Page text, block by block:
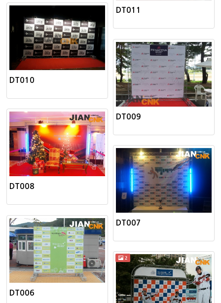
DT011
DT010
DT009
DT008
DT007
DT006
2